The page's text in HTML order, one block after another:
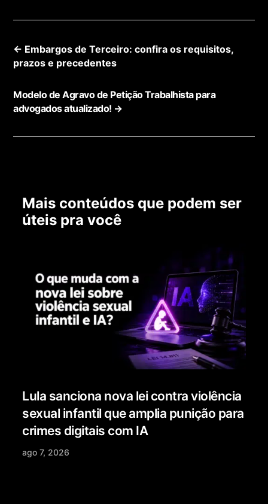
← Embargos de Terceiro: confira os requisitos,
prazos e precedentes
Modelo de Agravo de Petição Trabalhista para
advogados atualizado! →
Mais conteúdos que podem ser
úteis pra você
Lula sanciona nova lei contra violência
sexual infantil que amplia punição para
crimes digitais com IA
ago 7, 2026